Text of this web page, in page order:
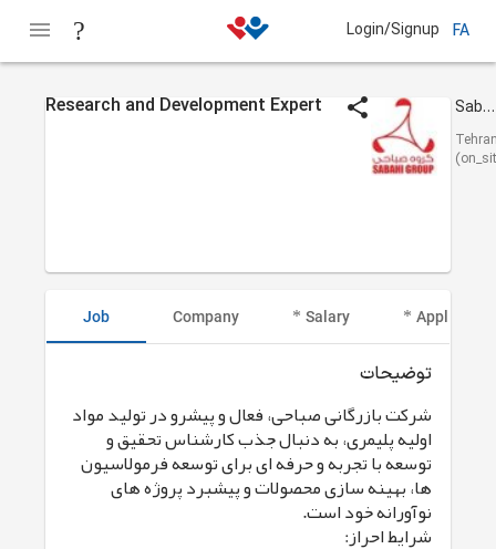
Login/Signup FA
Research and Development Expert Sabahi Group
Job Company Salary Applicant
توضیحات
شرکت بازرگانی صباحی، فعال و پیشرو در تولید مواد
اولیه پلیمری، به دنبال جذب کارشناس تحقیق و
توسعه با تجربه و حرفه ای برای توسعه فرمولاسیون
ها، بهینه سازی محصولات و پیشبرد پروژه های
نوآورانه خود است.
شرایط احراز: